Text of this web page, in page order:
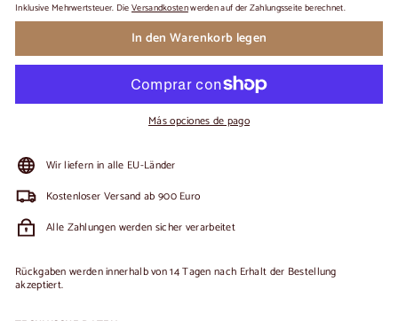
Inklusive Mehrwertsteuer. DieVersandkostenwerden auf der Zahlungsseite berechnet.
In den Warenkorb legen
Más opciones de pago
Wir liefern in alle EU-Länder
Kostenloser Versand ab 900 Euro
Alle Zahlungen werden sicher verarbeitet
Rückgaben werden innerhalb von 14 Tagen nach Erhalt der Bestellung
akzeptiert.